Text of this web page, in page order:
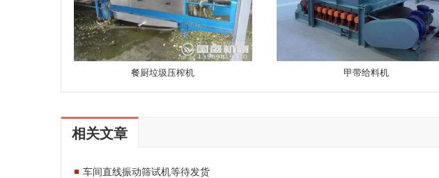
餐厨垃圾压榨机 甲带给料机
相关文章
车间直线振动筛试机等待发货